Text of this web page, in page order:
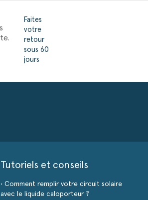
Faites
votre
retour
sous 60
jours
Tutoriels et conseils
• Comment remplir votre circuit solaire
avec le liquide caloporteur ?